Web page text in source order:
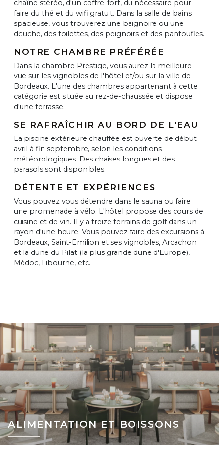
chaîne stéréo, d'un coffre-fort, du nécessaire pour
faire du thé et du wifi gratuit. Dans la salle de bains
spacieuse, vous trouverez une baignoire ou une
douche, des toilettes, des peignoirs et des pantoufles.
NOTRE CHAMBRE PRÉFÉRÉE
Dans la chambre Prestige, vous aurez la meilleure
vue sur les vignobles de l'hôtel et/ou sur la ville de
Bordeaux. L'une des chambres appartenant à cette
catégorie est située au rez-de-chaussée et dispose
d'une terrasse.
SE RAFRAÎCHIR AU BORD DE L'EAU
La piscine extérieure chauffée est ouverte de début
avril à fin septembre, selon les conditions
météorologiques. Des chaises longues et des
parasols sont disponibles.
DÉTENTE ET EXPÉRIENCES
Vous pouvez vous détendre dans le sauna ou faire
une promenade à vélo. L'hôtel propose des cours de
cuisine et de vin. Il y a treize terrains de golf dans un
rayon d'une heure. Vous pouvez faire des excursions à
Bordeaux, Saint-Emilion et ses vignobles, Arcachon
et la dune du Pilat (la plus grande dune d'Europe),
Médoc, Libourne, etc.
ALIMENTATION ET BOISSONS